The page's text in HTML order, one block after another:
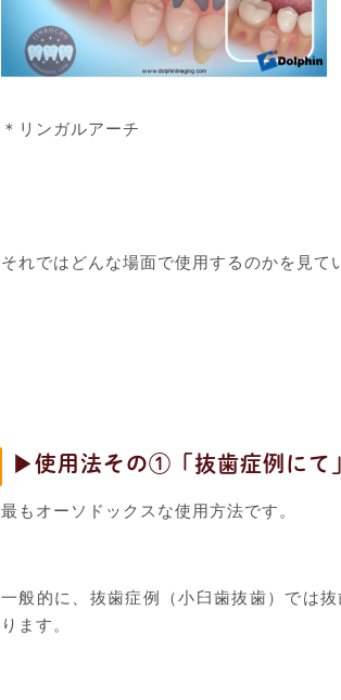
＊リンガルアーチ
それではどんな場面で使用するのかを見て
▶使用法その①「抜歯症例にて
最もオーソドックスな使用方法です。
一般的に、抜歯症例（小臼歯抜歯）では
ります。